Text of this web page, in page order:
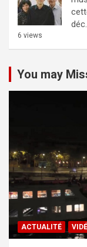
6 views
You may
ACTUALITÉ